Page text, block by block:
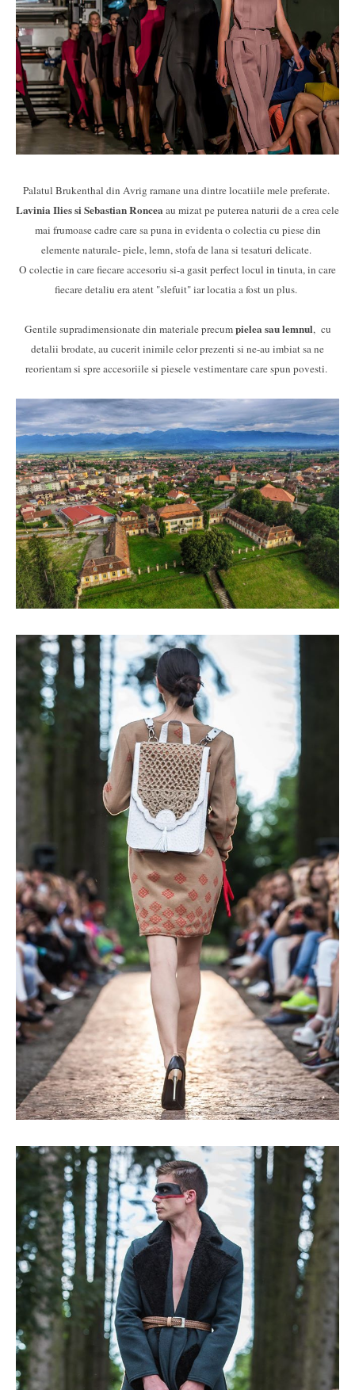
Palatul Brukenthal din Avrig ramane una dintre locatiile mele preferate.
Lavinia Ilies si Sebastian Ronceaau mizat pe puterea naturii de a crea cele
mai frumoase cadre care sa puna in evidenta o colectia cu piese din
elemente naturale- piele, lemn, stofa de lana si tesaturi delicate.
O colectie in care fiecare accesoriu si-a gasit perfect locul in tinuta, in care
fiecare detaliu era atent "slefuit" iar locatia a fost un plus.
Gentile supradimensionate din materiale precumpielea sau lemnul, cu
detalii brodate, au cucerit inimile celor prezenti si ne-au imbiat sa ne
reorientam si spre accesoriile si piesele vestimentare care spun povesti.